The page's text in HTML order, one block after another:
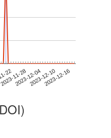
2211-28
2023-12-042023-12-102023-12-16